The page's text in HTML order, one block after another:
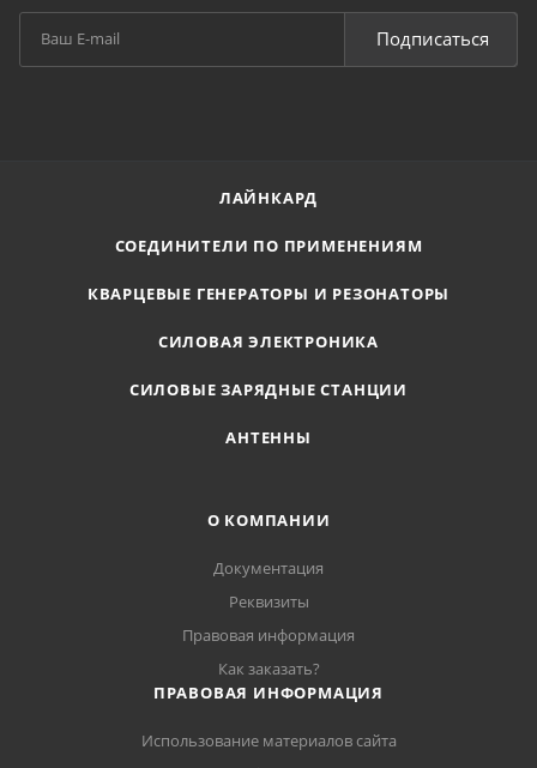
Подписаться
ЛАЙНКАРД
СОЕДИНИТЕЛИ ПО ПРИМЕНЕНИЯМ
КВАРЦЕВЫЕ ГЕНЕРАТОРЫ И РЕЗОНАТОРЫ
СИЛОВАЯ ЭЛЕКТРОНИКА
СИЛОВЫЕ ЗАРЯДНЫЕ СТАНЦИИ
АНТЕННЫ
О КОМПАНИИ
Документация
Реквизиты
Правовая информация
Как заказать?
ПРАВОВАЯ ИНФОРМАЦИЯ
Использование материалов сайта